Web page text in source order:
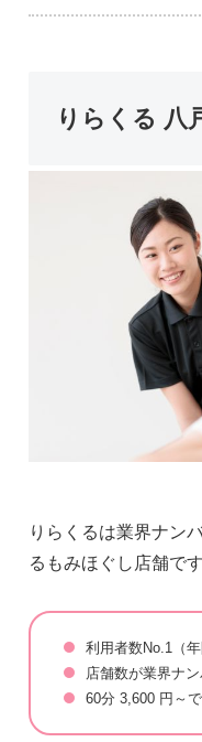
りらくる 八
りらくるは業界ナン
るもみほぐし店舗です
利用者数No.1（年
店舗数が業界ナ
60分 3,600 円～